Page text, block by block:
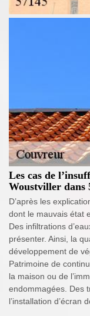
Les cas de
Woustviller dans
D’après les
dont le mauvais état
Des infiltrations
présenter. Ainsi, la
développement de
Patrimoine de
la maison ou de
endommagées. Des
l’installation d’écran